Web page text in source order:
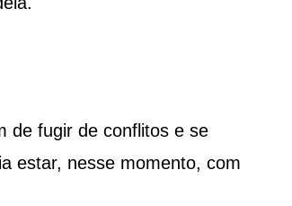
de fugir de conflitos e se
estar, nesse momento, com